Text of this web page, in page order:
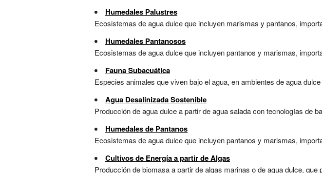
Humedales Palustres
Ecosistemas de agua dulce que incluyen marismas y pantanos,
Humedales Pantanosos
Ecosistemas de agua dulce que incluyen pantanos y marismas,
Fauna Subacuática
Especies animales que viven bajo el agua, en ambientes de agua
Agua Desalinizada Sostenible
Producción de agua dulce a partir de agua salada con tecnologías de
Humedales de Pantanos
Ecosistemas de agua dulce que incluyen pantanos y marismas,
Cultivos de Energía a partir de Algas
Producción de biomasa a partir de algas marinas o de agua dulce,